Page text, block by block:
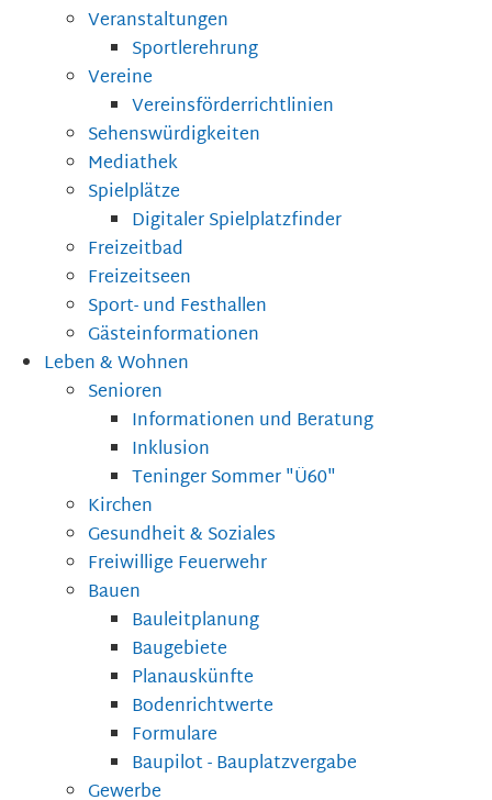
Veranstaltungen
Sportlerehrung
Vereine
Vereinsförderrichtlinien
Sehenswürdigkeiten
Mediathek
Spielplätze
Digitaler Spielplatzfinder
Freizeitbad
Freizeitseen
Sport- und Festhallen
Gästeinformationen
Leben & Wohnen
Senioren
Informationen und Beratung
Inklusion
Teninger Sommer "Ü60"
Kirchen
Gesundheit & Soziales
Freiwillige Feuerwehr
Bauen
Bauleitplanung
Baugebiete
Planauskünfte
Bodenrichtwerte
Formulare
Baupilot - Bauplatzvergabe
Gewerbe